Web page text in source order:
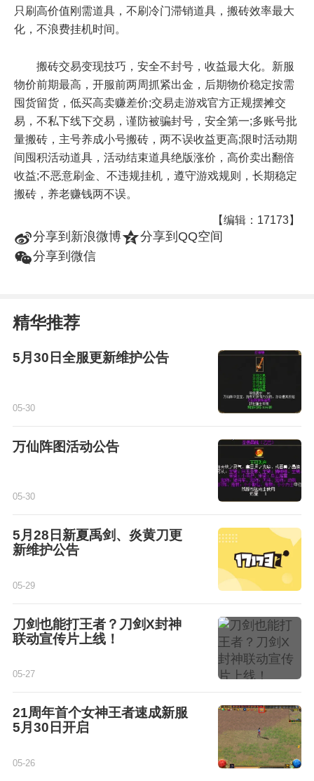
只刷高价值刚需道具，不刷冷门滞销道具，搬砖效率最大
化，不浪费挂机时间。
搬砖交易变现技巧，安全不封号，收益最大化。新服
物价前期最高，开服前两周抓紧出金，后期物价稳定按需
囤货留货，低买高卖赚差价;交易走游戏官方正规摆摊交
易，不私下线下交易，谨防被骗封号，安全第一;多账号批
量搬砖，主号养成小号搬砖，两不误收益更高;限时活动期
间囤积活动道具，活动结束道具绝版涨价，高价卖出翻倍
收益;不恶意刷金、不违规挂机，遵守游戏规则，长期稳定
搬砖，养老赚钱两不误。
【编辑：17173】
t分享到新浪微博z分享到QQ空间
w分享到微信
精华推荐
5月30日全服更新维护公告
05-30
万仙阵图活动公告
05-30
5月28日新夏禹剑、炎黄刀更
新维护公告
05-29
刀剑也能打王者？刀剑X封神
联动宣传片上线！
05-27
21周年首个女神王者速成新服
5月30日开启
05-26